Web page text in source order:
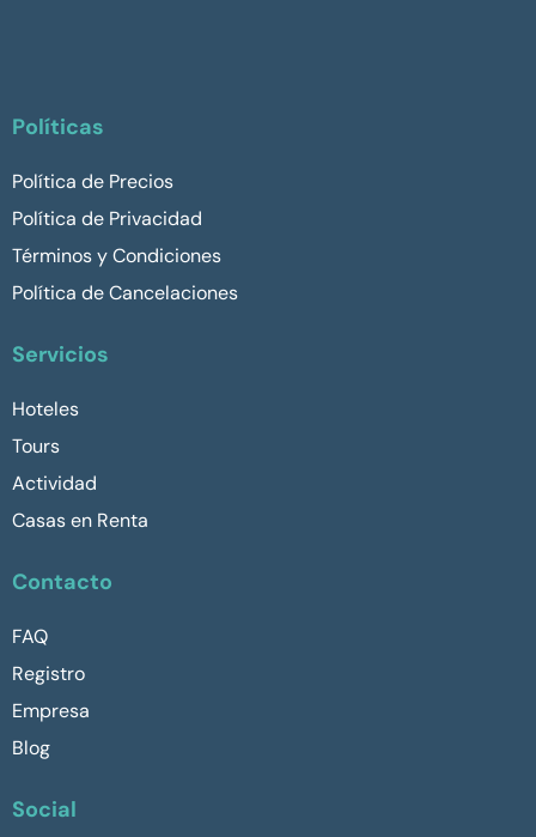
Políticas
Política de Precios
Política de Privacidad
Términos y Condiciones
Política de Cancelaciones
Servicios
Hoteles
Tours
Actividad
Casas en Renta
Contacto
FAQ
Registro
Empresa
Blog
Social